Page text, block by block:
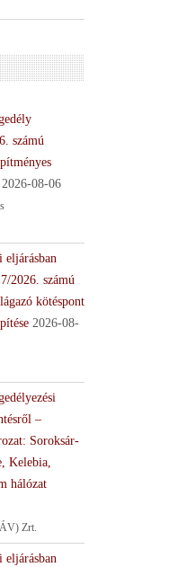
számú
2026-08-06
eljárásban
2026. számú
kötéspont
2026-08-
–
Soroksár-
Kelebia,
hálózat
Zrt.
eljárásban